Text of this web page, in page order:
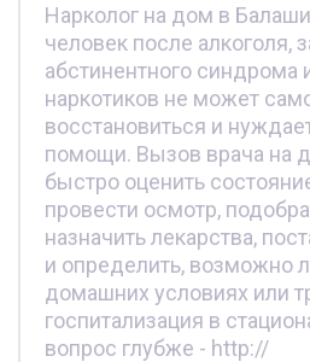
Нарколог на дом в
человек после алкоголя,
абстинентного синдрома
наркотиков не может
восстановиться и
помощи. Вызов врача на
быстро оценить
провести осмотр,
назначить лекарства,
и определить, возможно
домашних условиях или
госпитализация в
вопрос глубже - http://